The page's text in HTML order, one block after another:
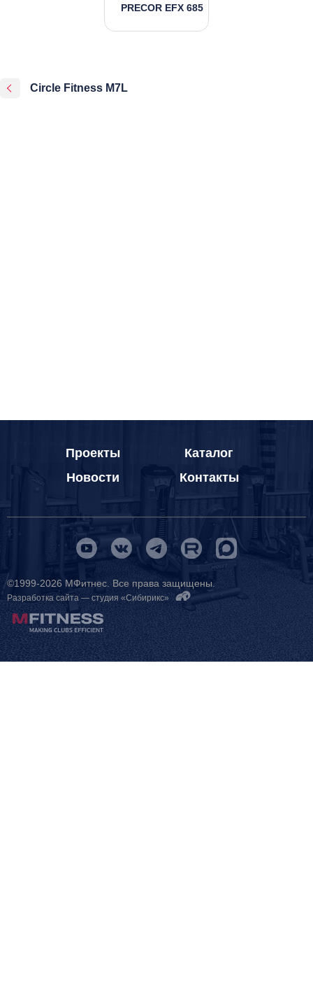
PRECOR EFX 685
Circle Fitness M7L
Проекты
Каталог
Новости
Контакты
©1999-2026 МФитнес. Все права защищены.
Разработка сайта — студия «Сибирикс»